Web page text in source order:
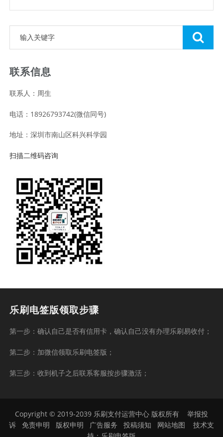
联系信息
联系人：周生
电话：18926793742(微信同号)
地址：深圳市南山区科兴科学园
扫描二维码咨询
乐刷电签版领取步骤
第一步：确认自己是否有信用卡，确认自己没有办理乐刷易收付；
第二步：加微信领取乐刷电签版；
第三步：收到机子之后联系客服按步骤激活；
Copyright © 2019-2039 乐刷支付运营中心 版权所有 举报投
诉
免责申明 版权申明 广告服务 投稿须知 网站地图 技术支